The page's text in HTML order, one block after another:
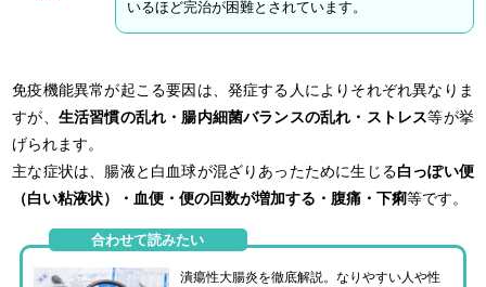
いるほど完治が困難とされています。
免疫機能異常が起こる要因は、発症する人によりそれぞれ異なりま
すが、 生活習慣の乱れ・腸内細菌バランスの乱れ・ストレス等が挙
げられます。
主な症状は、腸液と白血球が混ざりあったために生じる白っぽい便
（白い粘液状）・血便・便の回数が増加する・腹痛・下痢等です。
合わせて読みたい
潰瘍性大腸炎を徹底解説。なりやすい人や性